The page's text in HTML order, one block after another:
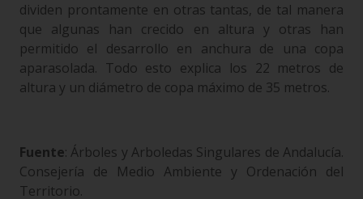
dividen prontamente en otras tantas, de tal manera
que algunas han crecido en altura y otras han
permitido el desarrollo en anchura de una copa
aparasolada. Todo esto explica los 22 metros de
altura y un diámetro de copa máximo de 35 metros.
Fuente: Árboles y Arboledas Singulares de Andalucía.
Consejería de Medio Ambiente y Ordenación del
Territorio.